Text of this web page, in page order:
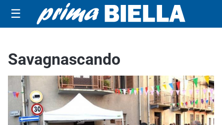
☰
Savagnascando